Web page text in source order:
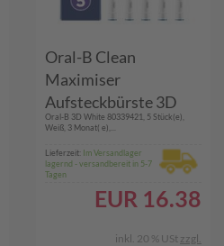
Oral-B Clean
Maximiser
Aufsteckbürste 3D
White 5er
Oral-B 3D White 80339421, 5 Stück(e),
Weiß, 3 Monat( e),...
Lieferzeit: Im Versandlager
lagernd - versandbereit in 5-7
Tagen
EUR 16.38
inkl. 20 % USt zzgl.